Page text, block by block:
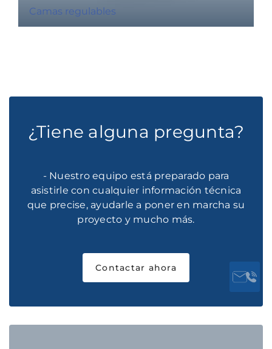
Camas regulables
¿Tiene alguna pregunta?
- Nuestro equipo está preparado para
asistirle con cualquier información técnica
que precise, ayudarle a poner en marcha su
proyecto y mucho más.
Contactar ahora